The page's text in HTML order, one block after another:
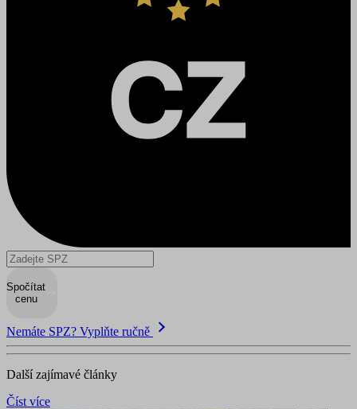
Spočítat
cenu
Nemáte SPZ? Vyplňte ručně
Další zajímavé články
Číst více